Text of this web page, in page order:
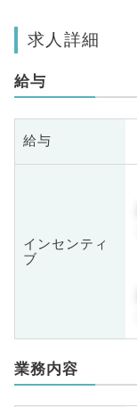
求人詳細
給与
給与
インセンティ
ブ
業務内容